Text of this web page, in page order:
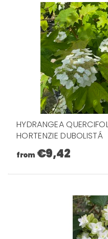
HYDRANGEA
HORTENZIE DUBOLISTÁ
from €9,42